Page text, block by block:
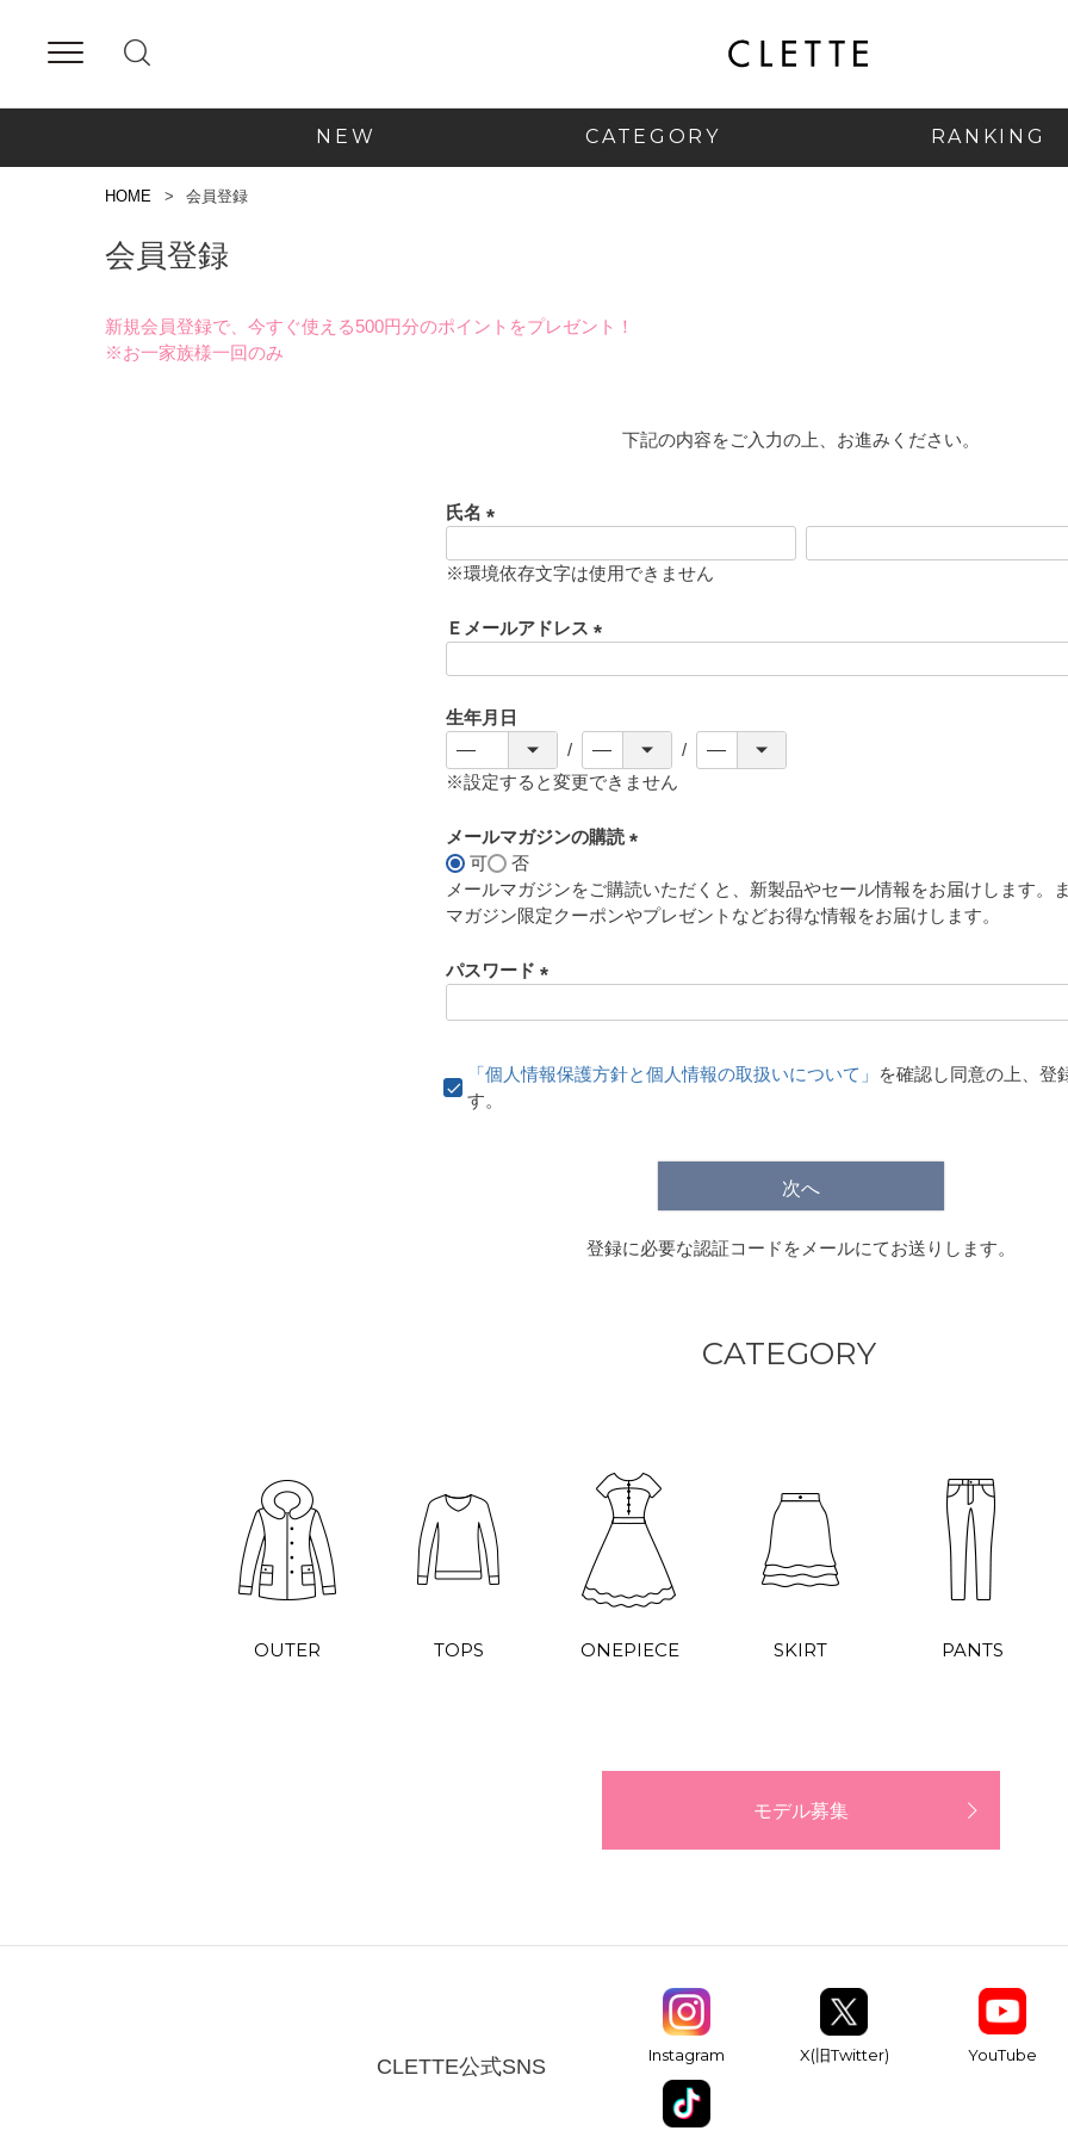
NEW CATEGORY RANKING
HOME 会員登録
会員登録
新規会員登録で、今すぐ使える500円分のポイントをプレゼント！
※お一家族様一回のみ
下記の内容をご入力の上、お進みください。
氏名
必
)
※環境依存文字は使用できません
Ｅメールアドレス
生年月日
※設定すると変更できません
メールマガジンの購読
必
須
可
否
メールマガジンをご購読いただくと、新製品やセール情報をお届けします。
マガジン限定クーポンやプレゼントなどお得な情報をお届けします。
パスワード
)
「個人情報保護方針と個人情報の取扱いについて」
を確認し同意の上、登
す。
次へ
登録に必要な認証コードをメールにてお送りします。
CATEGORY
OUTER TOPS ONEPIECE SKIRT PANTS
モデル募集
CLETTE公式SNS Instagram X(旧Twitter) YouTube